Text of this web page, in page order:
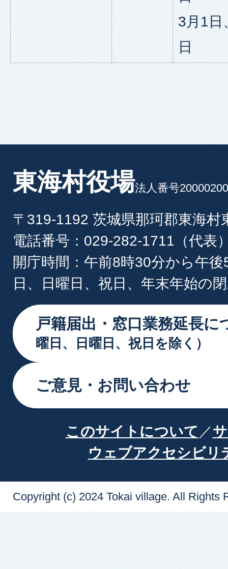
3月1日
日
東海村役場法人番号
〒319-1192 茨城県那珂郡東海村
電話番号：029-282-1711（代表
開庁時間：午前8時30分から午
日、日曜日、祝日、年末年始の
戸籍届出・窓口業務延長に
曜日、日曜日、祝日を除く）
ご意見・お問い合わせ
このサイトについて
ウェブアクセシビリ
Copyright (c) 2024 Tokai village. All Rights